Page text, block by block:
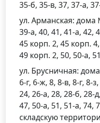
35-б, 35-в, 37, 37-а,
ул. Арманская: дома
39-а, 40, 41, 41-а, 42,
45 корп. 2, 45 корп.
49 корп. 2, 50, 50-а,
ул. Брусничная:
6-г, 6-ж, 8, 8-в, 8-г, 8-
24, 26-а, 28, 28-б, 28-
47, 50-а, 51, 51-а, 74,
складскую